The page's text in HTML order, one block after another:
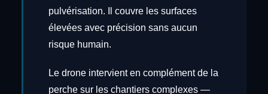
pulvérisation. Il couvre les surfaces
élevées avec précision sans aucun
risque humain.
Le drone intervient en complément de la
perche sur les chantiers complexes —